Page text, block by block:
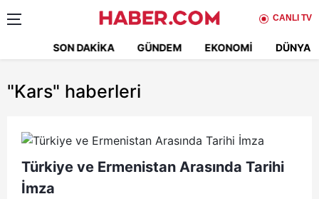
CANLI TV
SON DAKIKA GÜNDEM EKONOMI DÜNYA
"Kars" haberleri
Türkiye ve Ermenistan Arasında Tarihi
İmza